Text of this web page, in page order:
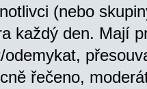
(nebo
každý den. Mají
řečeno,